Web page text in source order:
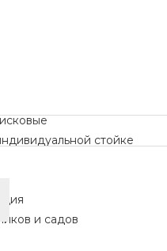
стойке
и садов